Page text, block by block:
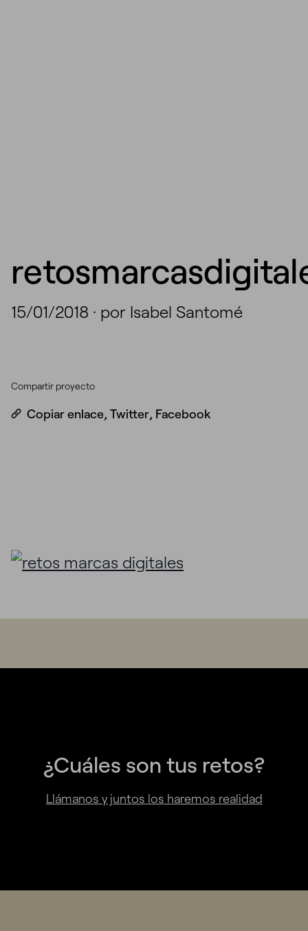
15/01/2018 · por Isabel Santomé
Compartir proyecto
Copiar enlace, Twitter, Facebook
¿Cuáles son tus retos?
Llámanos y juntos los haremos realidad